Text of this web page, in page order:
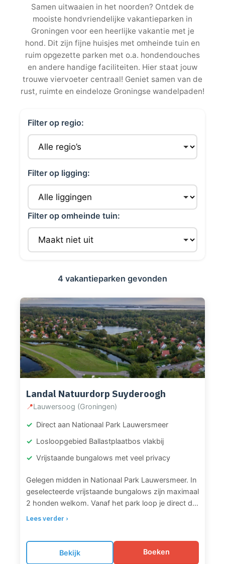
Samen uitwaaien in het noorden? Ontdek de
mooiste hondvriendelijke vakantieparken in
Groningen voor een heerlijke vakantie met je
hond. Dit zijn fijne huisjes met omheinde tuin en
ruim opgezette parken met o.a. hondendouches
en andere handige faciliteiten. Hier staat jouw
trouwe viervoeter centraal! Geniet samen van de
rust, ruimte en eindeloze Groningse wandelpaden!
Filter op regio:
Filter op ligging:
Filter op omheinde tuin:
4 vakantieparken gevonden
Landal Natuurdorp Suyderoogh
📍Lauwersoog (Groningen)
Direct aan Nationaal Park Lauwersmeer
Losloopgebied Ballastplaatbos vlakbij
Vrijstaande bungalows met veel privacy
Gelegen midden in Nationaal Park Lauwersmeer. In
geselecteerde vrijstaande bungalows zijn maximaal
2 honden welkom. Vanaf het park loop je direct de
natuur in. Vlakbij vind je het Ballastplaatbos, waar
wandeltochten in een uniek ‘Dark Sky Park’.
Lees verder ›
Bekijk Boeken